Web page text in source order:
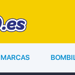
MARCAS